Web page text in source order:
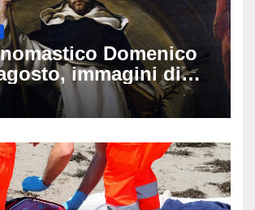
Domenico
immagini di
condividere